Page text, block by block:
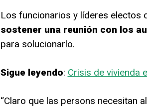
Los funcionarios y líderes electos
sostener una reunión con los
para solucionarlo.
Sigue leyendo: Crisis de vivienda
“Claro que las persons necesitan